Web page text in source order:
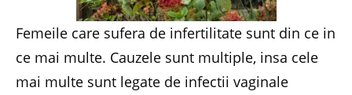
Femeile care sufera de infertilitate sunt din ce in
ce mai multe. Cauzele sunt multiple, insa cele
mai multe sunt legate de infectii vaginale